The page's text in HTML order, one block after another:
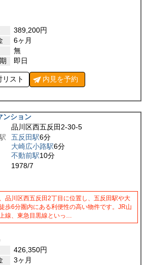
389,200円
6ヶ月
無
即日
リスト 内見を予約
ンション
品川区西五反田2-30-5
五反田駅6分
大崎広小路駅6分
不動前駅10分
1978/7
品川区西五反田2丁目に位置し、五反田駅や大
歩6分圏内にある利便性の高い物件です。JR山
線、東急目黒線といっ…
426,350円
3ヶ月